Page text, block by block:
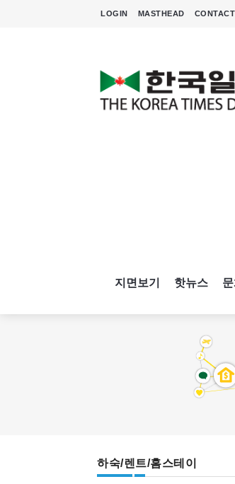
LOGIN MASTHEAD CONTACT
지면보기 핫뉴스
하숙/렌트/홈스테이